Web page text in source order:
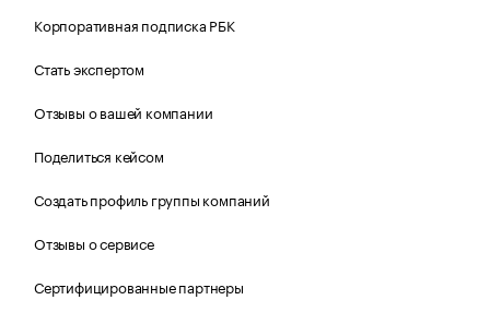
Корпоративная подписка РБК
Стать экспертом
Отзывы о вашей компании
Поделиться кейсом
Создать профиль группы компаний
Отзывы о сервисе
Сертифицированные партнеры